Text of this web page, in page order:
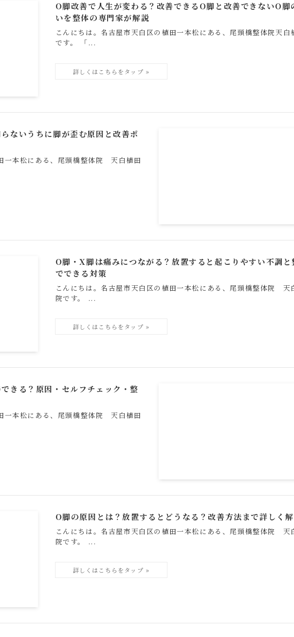
O脚改善で人生が変わる？改善できるO脚と改善できないO脚
いを整体の専門家が解説
こんにちは。名古屋市天白区の植田一本松にある、尾頭橋整体院天白
です。 「...
ないうちに脚が歪む原因と改善ポ
一本松にある、尾頭橋整体院 天白植田
O脚・X脚は痛みにつながる？放置すると起こりやすい不調と
でできる対策
こんにちは。名古屋市天白区の植田一本松にある、尾頭橋整体院 天
院です。 ...
きる？原因・セルフチェック・整
一本松にある、尾頭橋整体院 天白植田
O脚の原因とは？放置するとどうなる？改善方法まで詳しく
こんにちは。名古屋市天白区の植田一本松にある、尾頭橋整体院 天
院です。 ...